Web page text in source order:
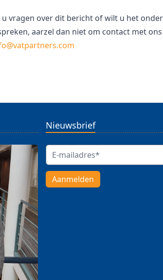
u vragen over dit bericht of wilt u het
aarzel dan niet om contact met
Nieuwsbrief